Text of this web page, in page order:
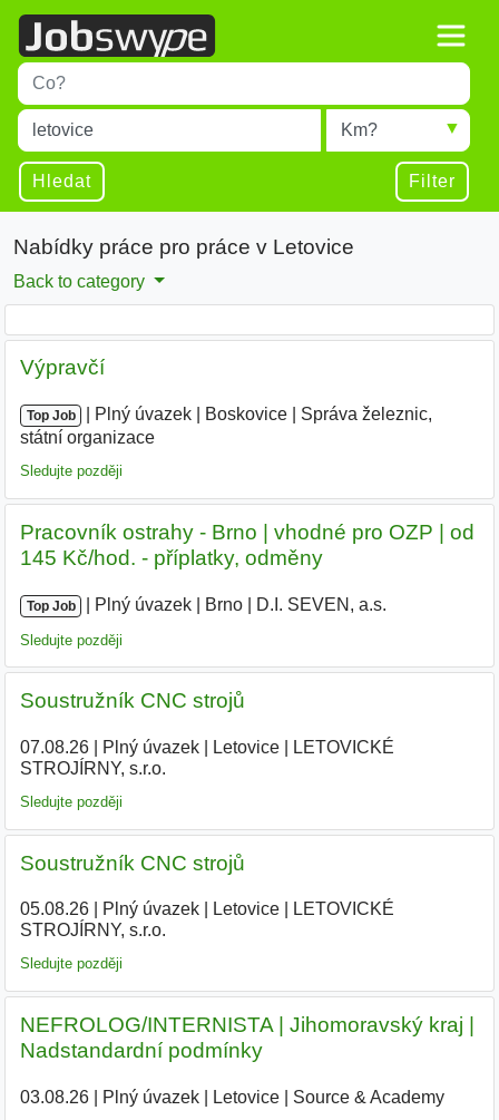
Title
Type 1 or more characters for results.
Místo
Type 1 or more characters for results.
Radius
Hledat Filter
Nabídky práce pro práce v Letovice
Back to category
Výpravčí
Top Job Plný úvazek Boskovice
Správa železnic,
státní organizace
Sledujte později
Pracovník ostrahy - Brno | vhodné pro OZP | od
145 Kč/hod. - příplatky, odměny
Top Job Plný úvazek Brno D.I. SEVEN, a.s.
Sledujte později
Soustružník CNC strojů
07.08.26| Plný úvazek| Letovice|
LETOVICKÉ
STROJÍRNY, s.r.o.
Sledujte později
Soustružník CNC strojů
05.08.26| Plný úvazek| Letovice|
LETOVICKÉ
STROJÍRNY, s.r.o.
Sledujte později
NEFROLOG/INTERNISTA | Jihomoravský kraj |
Nadstandardní podmínky
03.08.26| Plný úvazek| Letovice| Source & Academy|